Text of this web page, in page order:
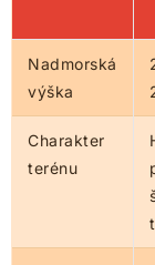
Nadmorská
výška
Charakter
terénu